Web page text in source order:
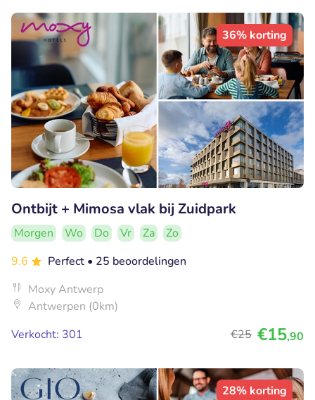
36% korting
Ontbijt + Mimosa vlak bij Zuidpark
Morgen Wo Do Vr Za
Zo
9.6
Perfect • 25 beoordelingen
Moxy Antwerp
Antwerpen (0km)
Verkocht: 301
€25 €15,90
28% korting